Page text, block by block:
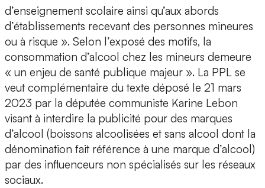
d’enseignement scolaire ainsi qu’aux abords
d’établissements recevant des personnes mineures
ou à risque ». Selon l’exposé des motifs, la
consommation d’alcool chez les mineurs demeure
« un enjeu de santé publique majeur ». La PPL se
veut complémentaire du texte déposé le 21 mars
2023 par la députée communiste Karine Lebon
visant à interdire la publicité pour des marques
d’alcool (boissons alcoolisées et sans alcool dont la
dénomination fait référence à une marque d’alcool)
par des influenceurs non spécialisés sur les réseaux
sociaux.